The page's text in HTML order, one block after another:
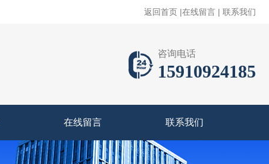
返回首页 |在线留言 | 联系我们
咨询电话
15910924185
在线留言 联系我们